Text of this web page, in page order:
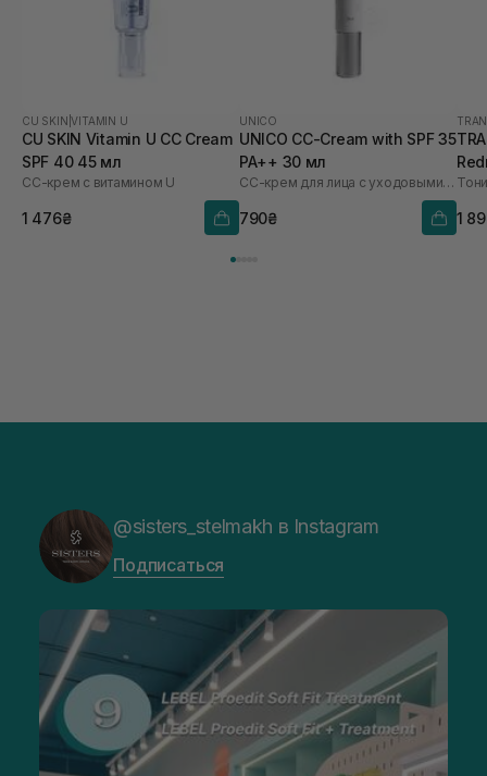
CU SKIN |VITAMIN U
CU SKIN Vitamin U CC Cream
SPF 40 45 мл
СС-крем с витамином U
1 476₴
UNICO
UNICO CC-Cream with SPF 35
PA++ 30 мл
СС-крем для лица с уходовыми свойствами
790₴
1
@sisters_stelmakh в Instagram
Подписаться